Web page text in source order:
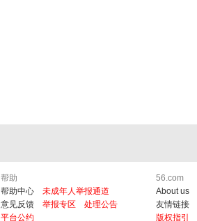
帮助
帮助中心
未成年人举报通道
意见反馈
举报专区
处理公告
平台公约
56.com
About us
友情链接
版权指引